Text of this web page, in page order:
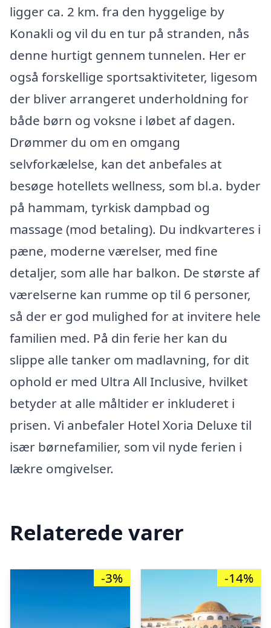
ligger ca. 2 km. fra den hyggelige by
Konakli og vil du en tur på stranden, nås
denne hurtigt gennem tunnelen. Her er
også forskellige sportsaktiviteter, ligesom
der bliver arrangeret underholdning for
både børn og voksne i løbet af dagen.
Drømmer du om en omgang
selvforkælelse, kan det anbefales at
besøge hotellets wellness, som bl.a. byder
på hammam, tyrkisk dampbad og
massage (mod betaling). Du indkvarteres i
pæne, moderne værelser, med fine
detaljer, som alle har balkon. De største af
værelserne kan rumme op til 6 personer,
så der er god mulighed for at invitere hele
familien med. På din ferie her kan du
slippe alle tanker om madlavning, for dit
ophold er med Ultra All Inclusive, hvilket
betyder at alle måltider er inkluderet i
prisen. Vi anbefaler Hotel Xoria Deluxe til
især børnefamilier, som vil nyde ferien i
lækre omgivelser.
Relaterede varer
-3% -14%